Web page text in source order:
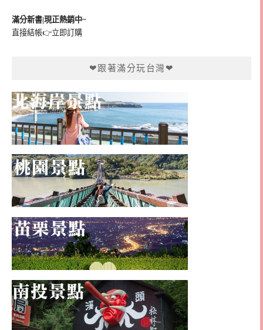
滿分新書|現正熱銷中~
直接結帳👉立即訂購
❤跟著滿分玩台灣❤